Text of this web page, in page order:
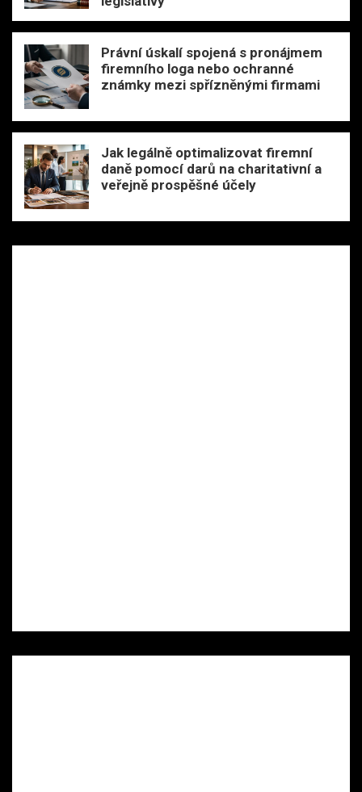
Právní úskalí spojená s pronájmem
firemního loga nebo ochranné
známky mezi spřízněnými firmami
Jak legálně optimalizovat firemní
daně pomocí darů na charitativní a
veřejně prospěšné účely